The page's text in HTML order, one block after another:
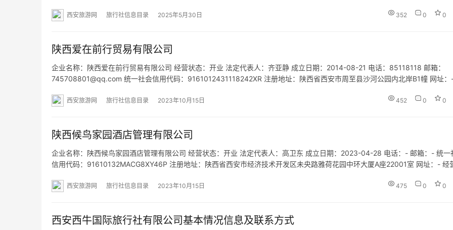
西安旅游网 旅行社信息目录 2025年5月30日 352 0 0
陕西爱在前行贸易有限公司
企业名称：陕西爱在前行贸易有限公司 经营状态：开业 法定代表人：齐亚静 成立日期：2014-08-21 电话：85118118 邮箱：
745708801@qq.com 统一社会信用代码：9161012431118242XR 注册地址：陕西省西安市周至县沙河公园内北岸B1幢 网址
西安旅游网 旅行社信息目录 2023年10月15日 452 0 0
陕西候鸟家园酒店管理有限公司
企业名称：陕西候鸟家园酒店管理有限公司 经营状态：开业 法定代表人：高卫东 成立日期：2023-04-28 电话：- 邮箱：- 统一
信用代码：91610132MACG8XY46P 注册地址：陕西省西安市经济技术开发区未央路雅荷花园中环大厦A座22001室 网址：- 经
西安旅游网 旅行社信息目录 2023年10月15日 475 0 0
西安西牛国际旅行社有限公司基本情况信息及联系方式